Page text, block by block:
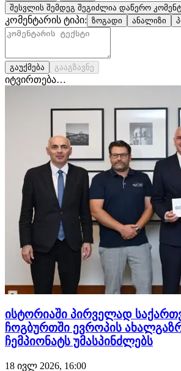
შესვლის შემდეგ შეგიძლია დაწერო
კომენტარის ტიპი: ზოგადი ანალიზი
გაუქმება გააგზავნე
იტვირთება…
ისტორიაში პირველად
ჩოგბურთში ევროპის
ჩემპიონატს უმასპინძლებს
18 ივლ 2026, 16:00